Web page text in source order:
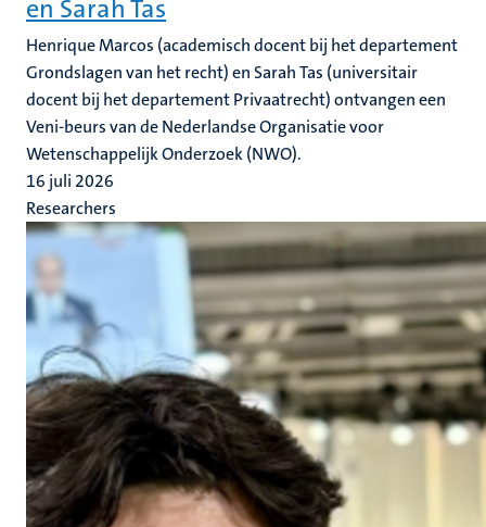
en Sarah Tas
Henrique Marcos (academisch docent bij het departement
Grondslagen van het recht) en Sarah Tas (universitair
docent bij het departement Privaatrecht) ontvangen een
Veni-beurs van de Nederlandse Organisatie voor
Wetenschappelijk Onderzoek (NWO).
16 juli 2026
Researchers